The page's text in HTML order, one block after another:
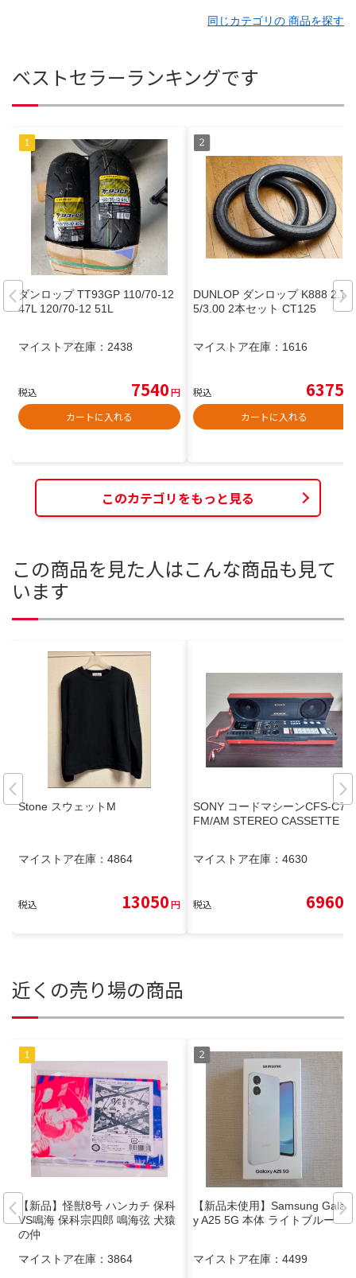
同じカテゴリの 商品を探す
ベストセラーランキングです
ダンロップ TT93GP 110/70-12
47L 120/70-12 51L
マイストア在庫： 2438
税込 7540円
カートに入れる
DUNLOP ダンロップ K888 2.7
5/3.00 2本セット CT125
マイストア在庫： 1616
税込 6375
カートに入れる
このカテゴリをもっと見る
この商品を見た人はこんな商品も見て
います
Stone スウェットM
マイストア在庫： 4864
税込 13050円
SONY コードマシーンCFS-C7
FM/AM STEREO CASSETTE
マイストア在庫： 4630
税込 6960
近くの売り場の商品
【新品】怪獣8号 ハンカチ 保科
VS鳴海 保科宗四郎 鳴海弦 犬猿
の仲
マイストア在庫： 3864
【新品未使用】Samsung Galax
y A25 5G 本体 ライトブルー
マイストア在庫： 4499